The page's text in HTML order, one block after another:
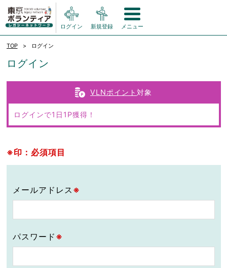
ログイン 新規登録 メニュー
TOP ログイン
ログイン
VLNポイント 対象
ログインで1日1P獲得！
※印：必須項目
メールアドレス ※
パスワード ※